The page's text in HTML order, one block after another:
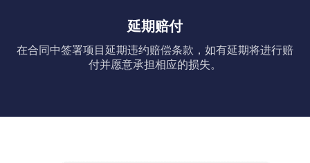
延期赔付
在合同中签署项目延期违约赔偿条款，如有延期将进行赔
付并愿意承担相应的损失。